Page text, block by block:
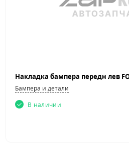
Бампера и детали
В наличии